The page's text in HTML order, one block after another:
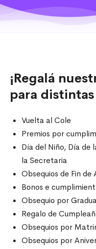
¡Regalá
para
Vuelta al Cole
Premios por
Día del Niño, Día de
la Secretaria
Obsequios de Fin de
Bonos e
Obsequio por
Regalo de
Obsequios por
Obsequios por